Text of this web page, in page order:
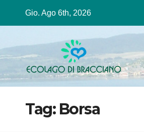
Gio. Ago 6th, 2026
Tag: Borsa